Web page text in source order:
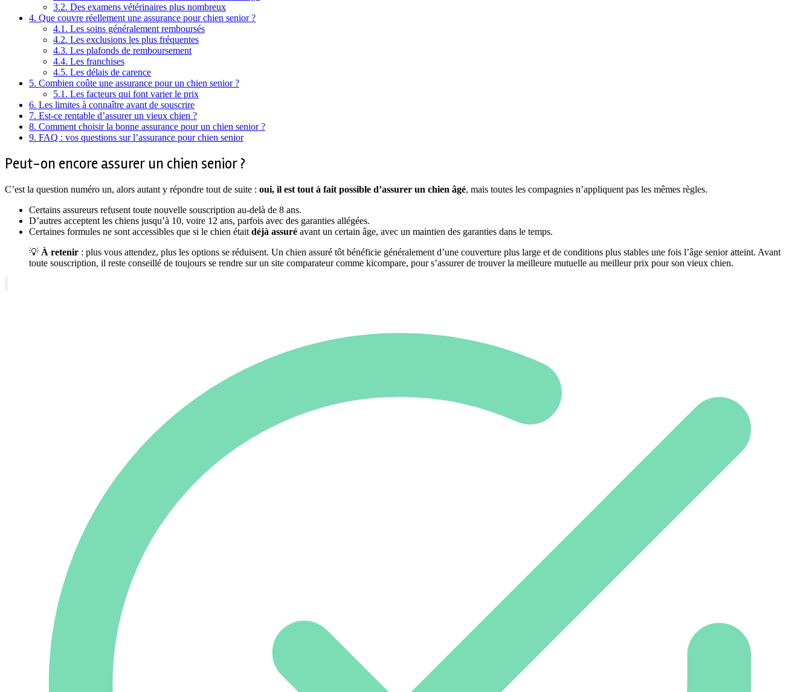
3.2. Des examens vétérinaires plus nombreux
4. Que couvre réellement une assurance pour chien senior ?
4.1. Les soins généralement remboursés
4.2. Les exclusions les plus fréquentes
4.3. Les plafonds de remboursement
4.4. Les franchises
4.5. Les délais de carence
5. Combien coûte une assurance pour un chien senior ?
5.1. Les facteurs qui font varier le prix
6. Les limites à connaître avant de souscrire
7. Est-ce rentable d’assurer un vieux chien ?
8. Comment choisir la bonne assurance pour un chien senior ?
9. FAQ : vos questions sur l’assurance pour chien senior
Peut-on encore assurer un chien senior ?
C’est la question numéro un, alors autant y répondre tout de suite : oui, il est tout à fait possible d’assurer un chien âgé, mais toutes les compagnies n’appliquent pas les mêmes règles.
Certains assureurs refusent toute nouvelle souscription au-delà de 8 ans.
D’autres acceptent les chiens jusqu’à 10, voire 12 ans, parfois avec des garanties allégées.
Certaines formules ne sont accessibles que si le chien étaitdéjà assuré avant un certain âge, avec un maintien des garanties dans le temps.
💡 À retenir : plus vous attendez, plus les options se réduisent. Un chien assuré tôt bénéficie généralement d’une couverture plus large et de conditions plus stables une fois l’âge senior atteint. Avant
toute souscription, il reste conseillé de toujours se rendre sur un site comparateur comme kicompare, pour s’assurer de trouver la meilleure mutuelle au meilleur prix pour son vieux chien.